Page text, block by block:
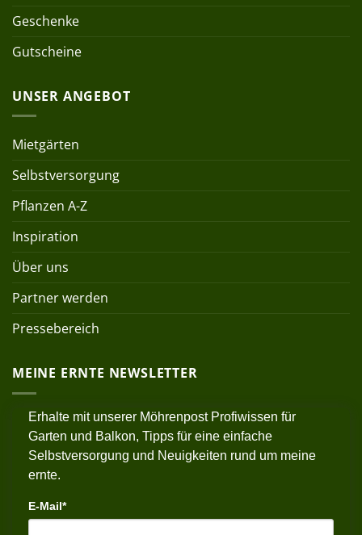
Geschenke
Gutscheine
UNSER ANGEBOT
Mietgärten
Selbstversorgung
Pflanzen A-Z
Inspiration
Über uns
Partner werden
Pressebereich
MEINE ERNTE NEWSLETTER
Erhalte mit unserer Möhrenpost Profiwissen für
Garten und Balkon, Tipps für eine einfache
Selbstversorgung und Neuigkeiten rund um meine
ernte.
E-Mail*